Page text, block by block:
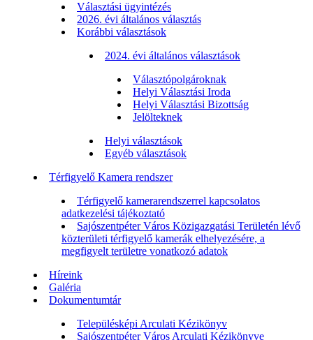
Választási ügyintézés
2026. évi általános választás
Korábbi választások
2024. évi általános választások
Választópolgároknak
Helyi Választási Iroda
Helyi Választási Bizottság
Jelölteknek
Helyi választások
Egyéb választások
Térfigyelő Kamera rendszer
Térfigyelő kamerarendszerrel kapcsolatos
adatkezelési tájékoztató
Sajószentpéter Város Közigazgatási Területén lévő
közterületi térfigyelő kamerák elhelyezésére, a
megfigyelt területre vonatkozó adatok
Híreink
Galéria
Dokumentumtár
Településképi Arculati Kézikönyv
Sajószentpéter Város Arculati Kézikönyve